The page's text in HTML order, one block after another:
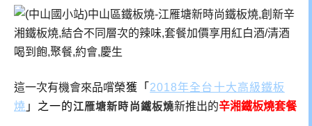
這一次有機會來品嚐榮獲「 2018年全台十大高級鐵板
燒 」之一的江雁塘新時尚鐵板燒新推出的辛湘鐵板燒套餐